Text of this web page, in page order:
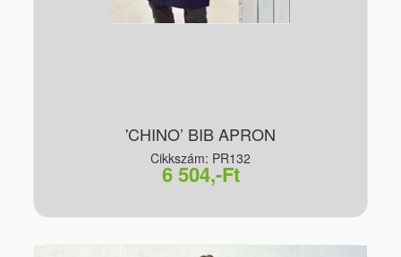
'CHINO’ BIB APRON
Cikkszám: PR132
6 504,-Ft